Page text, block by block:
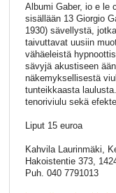
Albumi Gaber, io e le
sisällään 13 Giorgio
1930) sävellystä,
taivuttavat uusiin
vähäeleistä
sävyjä akustiseen
näkemyksellisestä
tunteikkaasta
tenoriviulu sekä
Liput 15 euroa
Kahvila Laurinmäki,
Hakoistentie 373,
Puh. 040 7791013